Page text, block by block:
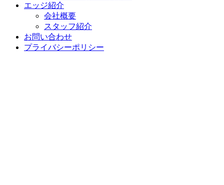
エッジ紹介
会社概要
スタッフ紹介
お問い合わせ
プライバシーポリシー